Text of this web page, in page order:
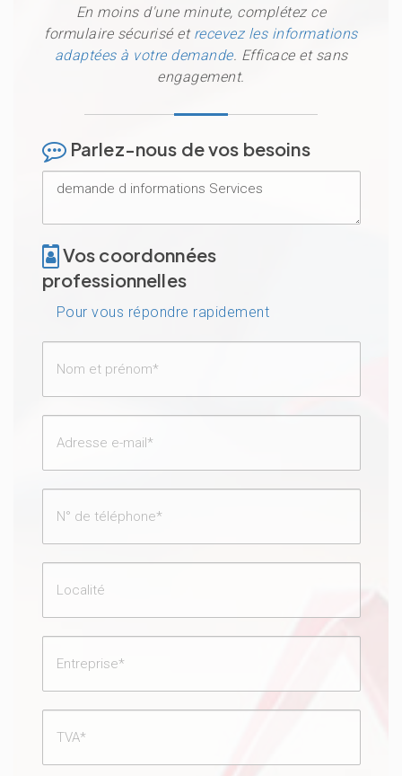
En moins d'une minute, complétez ce
formulaire sécurisé et recevez les informations
adaptées à votre demande. Efficace et sans
engagement.
Parlez-nous de vos besoins
Vos coordonnées
professionnelles
Pour vous répondre rapidement